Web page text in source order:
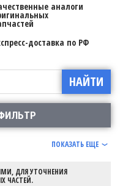
аналоги
доставка по РФ
ПОКАЗАТЬ ЕЩЕ
ДЛЯ УТОЧНЕНИЯ
ЧАСТЕЙ.